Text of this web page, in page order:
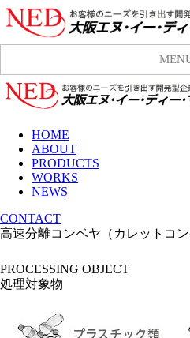
HOME
ABOUT
PRODUCTS
WORKS
NEWS
CONTACT
高速分離コンベヤ（カレットコン
PROCESSING OBJECT
処理対象物